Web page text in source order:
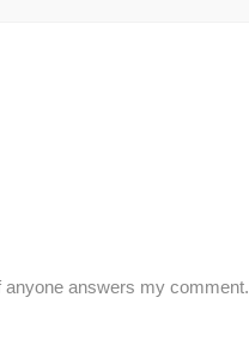
anyone answers my comment.